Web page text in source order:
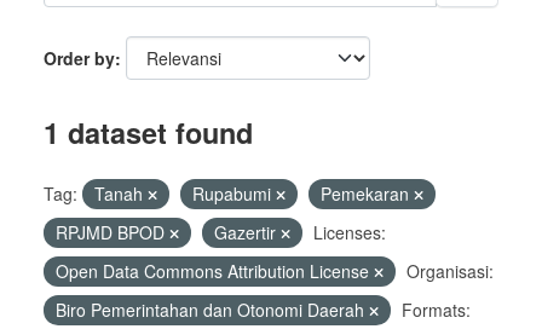
Order by
1 dataset found
Tag: Tanah Rupabumi
Pemekaran
RPJMD BPOD
Gazertir
Licenses:
Open Data Commons Attribution License
Organisasi:
Biro Pemerintahan dan Otonomi Daerah
Formats: